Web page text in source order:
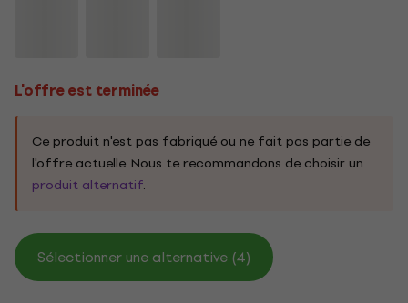
L'offre est terminée
Ce produit n'est pas fabriqué ou ne fait pas partie de
l'offre actuelle. Nous te recommandons de choisir un
produit alternatif.
Sélectionner une alternative (4)